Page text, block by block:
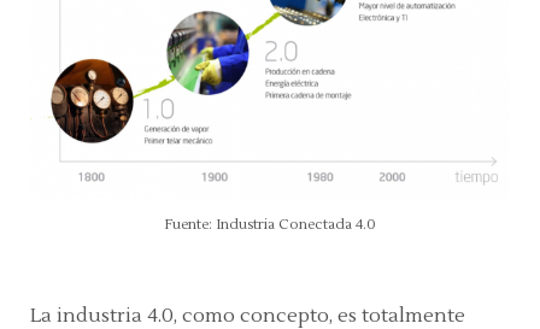
Fuente: Industria Conectada 4.0
La industria 4.0, como concepto, es totalmente